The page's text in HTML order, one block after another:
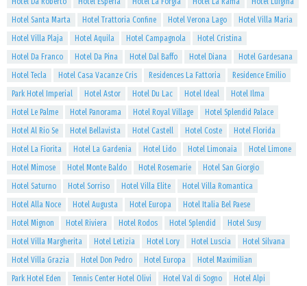
Hotel Santa Marta
Hotel Trattoria Confine Hotel Verona Lago
Hotel Villa Maria
Hotel Villa Plaja
Hotel Aquila Hotel Campagnola
Hotel Cristina
Hotel Da Franco
Hotel Da Pina Hotel Dal Baffo Hotel Diana
Hotel Gardesana
Hotel Tecla
Hotel Casa Vacanze Cris Residences La Fattoria
Residence Emilio
Park Hotel Imperial
Hotel Astor Hotel Du Lac Hotel Ideal
Hotel Ilma
Hotel Le Palme
Hotel Panorama Hotel Royal Village
Hotel Splendid Palace
Hotel Al Rio Se
Hotel Bellavista Hotel Castell Hotel Coste
Hotel Florida
Hotel La Fiorita
Hotel La Gardenia Hotel Lido Hotel Limonaia
Hotel Limone
Hotel Mimose
Hotel Monte Baldo Hotel Rosemarie
Hotel San Giorgio
Hotel Saturno
Hotel Sorriso Hotel Villa Elite
Hotel Villa Romantica
Hotel Alla Noce
Hotel Augusta Hotel Europa
Hotel Italia Bel Paese
Hotel Mignon
Hotel Riviera Hotel Rodos Hotel Splendid
Hotel Susy
Hotel Villa Margherita
Hotel Letizia Hotel Lory Hotel Luscia
Hotel Silvana
Hotel Villa Grazia
Hotel Don Pedro Hotel Europa
Hotel Maximilian
Park Hotel Eden
Tennis Center Hotel Olivi Hotel Val di Sogno
Hotel Alpi